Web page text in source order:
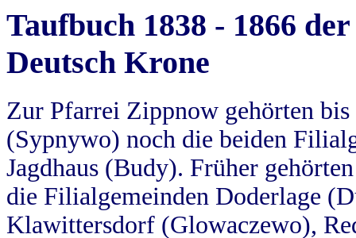
Taufbuch 1838 - 1866
Deutsch Krone
Zur Pfarrei Zippnow gehörten
(Sypnywo) noch die beiden
Jagdhaus (Budy). Früher
die Filialgemeinden Doderlage
Klawittersdorf (Glowaczewo),